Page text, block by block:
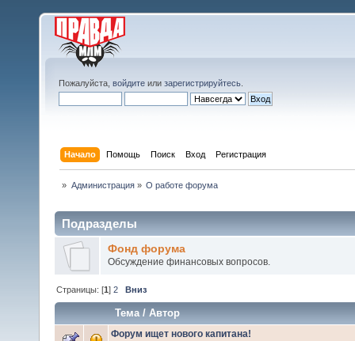
Пожалуйста, войдите или зарегистрируйтесь
Начало Помощь Поиск Вход Регистрация
» Администрация» О работе форума
Подразделы
Фонд форума
Обсуждение финансовых вопросов.
Страницы: [1]2 Вниз
Тема/Автор
Форум ищет нового капитана!